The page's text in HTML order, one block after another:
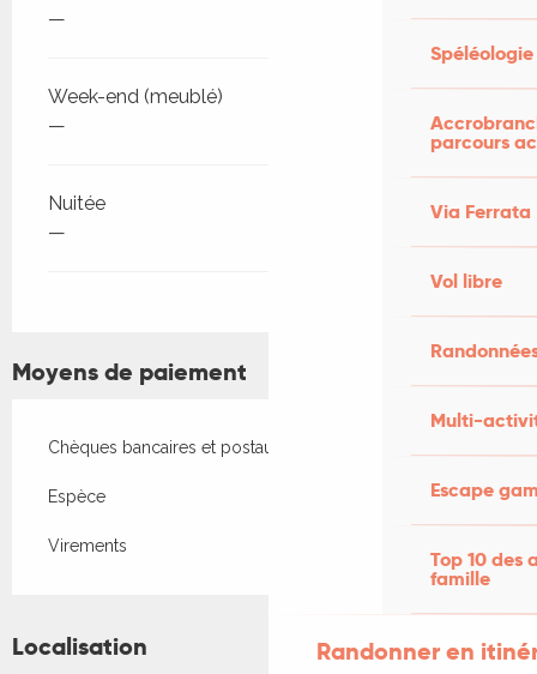
Spéléologie
parcours
Via Ferrata
Vol libre
Multi-
Escape
Top 10 des
famille
Randonner en
—
Week-end (meublé)
—
Nuitée
—
Moyens de paiement
Chèques bancaires et postaux
Espèce
Virements
Localisation